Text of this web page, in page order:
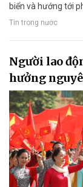
biển và hướng tới
Tin trong nước
Người lao
hưởng